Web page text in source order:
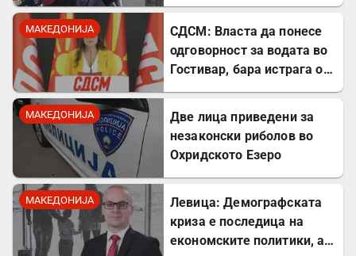
МАКЕДОНИЈА
СДСМ: Власта да понесе
одговорност за водата во
Гостивар, бара истрага од
МАКЕДОНИЈА
Две лица приведени за
незаконски риболов во
Охридското Езеро
МАКЕДОНИЈА
Левица: Демографската
криза е последица на
економските политики, а